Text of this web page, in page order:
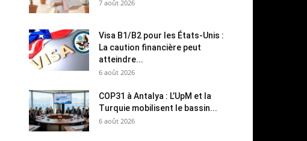
7 août 2026
Visa B1/B2 pour les États-Unis :
La caution financière peut
atteindre...
6 août 2026
COP31 à Antalya : L’UpM et la
Turquie mobilisent le bassin...
6 août 2026